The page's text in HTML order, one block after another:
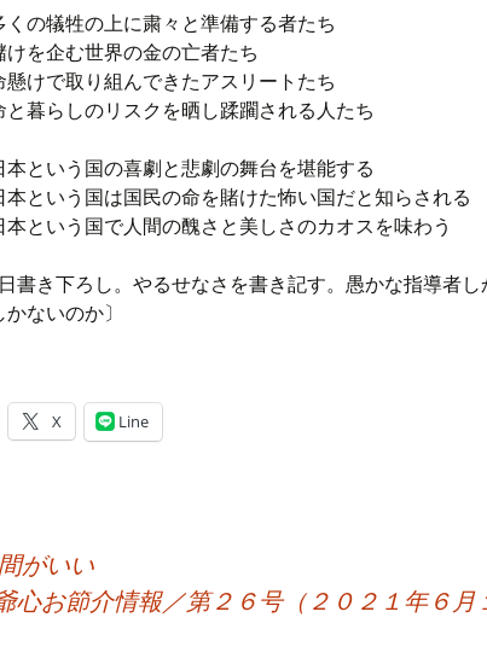
の犠牲の上に粛々と準備する者たち
を企む世界の金の亡者たち
けで取り組んできたアスリートたち
暮らしのリスクを晒し蹂躙される人たち
という国の喜劇と悲劇の舞台を堪能する
という国は国民の命を賭けた怖い国だと知らされる
という国で人間の醜さと美しさのカオスを味わう
日書き下ろし。やるせなさを書き記す。愚かな指導者
ないのか〕
X Line
がいい
心お節介情報／第２６号（２０２１年６月